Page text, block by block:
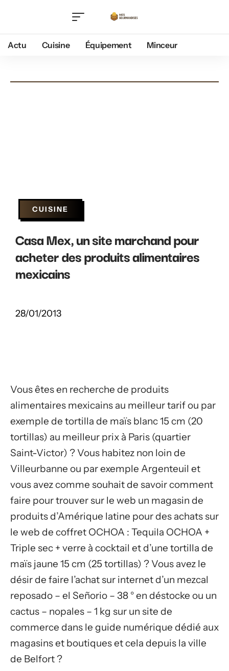
Actu Cuisine Équipement Minceur
CUISINE
Casa Mex, un site marchand pour
acheter des produits alimentaires
mexicains
28/01/2013
Vous êtes en recherche de produits
alimentaires mexicains au meilleur tarif ou par
exemple de tortilla de maïs blanc 15 cm (20
tortillas) au meilleur prix à Paris (quartier
Saint-Victor) ? Vous habitez non loin de
Villeurbanne ou par exemple Argenteuil et
vous avez comme souhait de savoir comment
faire pour trouver sur le web un magasin de
produits d’Amérique latine pour des achats sur
le web de coffret OCHOA : Tequila OCHOA +
Triple sec + verre à cocktail et d’une tortilla de
maïs jaune 15 cm (25 tortillas) ? Vous avez le
désir de faire l’achat sur internet d’un mezcal
reposado – el Señorio – 38 ° en déstocke ou un
cactus – nopales – 1 kg sur un site de
commerce dans le guide numérique dédié aux
magasins et boutiques et cela depuis la ville
de Belfort ?